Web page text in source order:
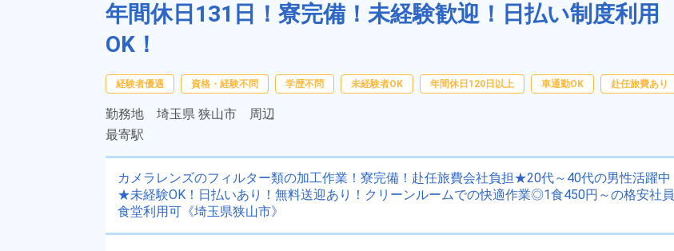
年間休日131日！寮完備！未経験歓迎！日払い制度利用
OK！
経験者優遇 資格・経験不問 学歴不問 未経験者OK 年間休日120日以上 車通勤OK 赴任旅費あり
勤務地 埼玉県 狭山市 周辺
最寄駅
カメラレンズのフィルター類の加工作業！寮完備！赴任旅費会社負担★20代～40代の男性活躍中
★未経験OK！日払いあり！無料送迎あり！クリーンルームでの快適作業◎1食450円～の格安社員
食堂利用可《埼玉県狭山市》